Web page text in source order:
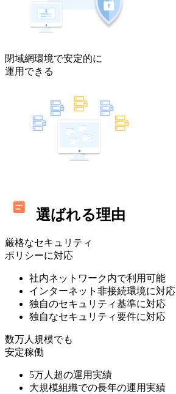
閉域網環境で安定的に
運用できる
選ばれる理由
厳格なセキュリティ
ポリシーに対応
社内ネットワーク内で利用可能
インターネット非接続環境に対応
独自のセキュリティ基準に対応
独自なセキュリティ要件に対応
数万人規模でも
安定稼働
5万人超の運用実績
大規模組織での長年の運用実績